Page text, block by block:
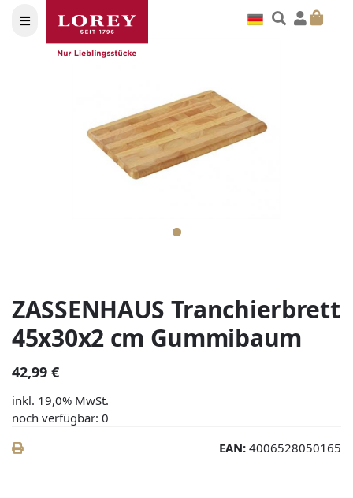
ZASSENHAUS Tranchierbrett
45x30x2 cm Gummibaum
42,99 €
inkl. 19,0% MwSt.
noch verfügbar: 0
EAN: 4006528050165